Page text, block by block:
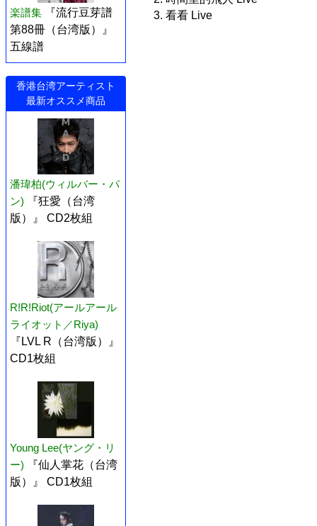
楽譜集
『流行豆芽譜
第88冊（台湾版）』
五線譜
香港台湾アーティスト
最新オススメ商品
潘瑋柏(ウィルバー・パ
ン)
『狂愛（台湾
版）』 CD2枚組
R!R!Riot(アールアール
ライオット／Riya)
『LVL R（台湾版）』
CD1枚組
Young Lee(ヤング・リ
ー)
『仙人掌花（台湾
版）』 CD1枚組
3. 看看 Live